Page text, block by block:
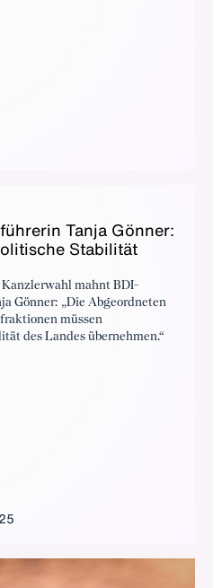
Tan­ja Gön­ner:
Sta­bil­ität
mahnt BDI-
Gönner: „Die Abgeordneten
müssen
des Landes übernehmen.“